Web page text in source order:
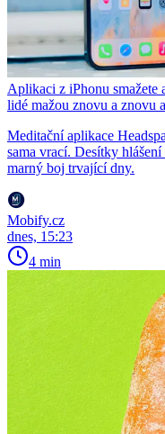
Aplikaci z iPhonu smažete
lidé mažou znovu a znovu
Meditační aplikace
sama vrací. Desítky
marný boj trvající dny.
Mobify.cz
dnes, 15:23
4 min